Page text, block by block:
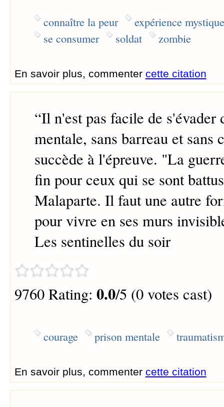
connaître la peur
expérience mystique
se consumer
soldat zombie
En savoir plus, commenter cette citation
“Il n'est pas facile de s'évader
mentale, sans barreau et sans
succède à l'épreuve. "La
fin pour ceux qui se sont
Malaparte. Il faut une autre
pour vivre en ses murs
Les sentinelles du soir
9760 Rating: 0.0/5 (0 votes cast)
courage prison mentale
En savoir plus, commenter cette citation